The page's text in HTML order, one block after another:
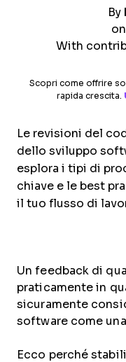
By
With
Scopri come offrire
rapida crescita.
Le revisioni del
dello sviluppo
esplora i tipi di
chiave e le best
il tuo flusso di
Un feedback di
praticamente in
sicuramente
software come
Ecco perché